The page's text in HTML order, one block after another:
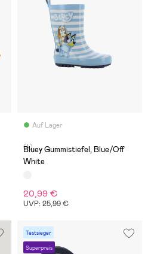
Auf Lager
(4)
Bluey Gummistiefel, Blue/Off
White
20,99 €
UVP: 25,99 €
Testsieger
Superpreis